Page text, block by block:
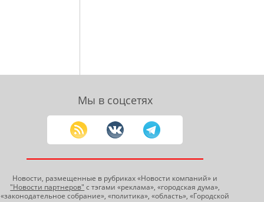
Мы в соцсетях
Новости, размещенные в рубриках «Новости компаний» и
"Новости партнеров" с тэгами «реклама», «городская дума»,
«законодательное собрание», «политика», «область», «Городской